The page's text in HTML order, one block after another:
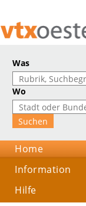
Was
Wo
Home
Information
Hilfe